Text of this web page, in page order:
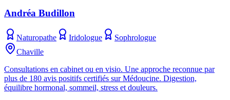
Andréa Budillon
Naturopathe Iridologue
Sophrologue
Chaville
Consultations en cabinet ou en visio. Une approche reconnue par
plus de 180 avis positifs certifiés sur Médoucine. Digestion,
équilibre hormonal, sommeil, stress et douleurs.